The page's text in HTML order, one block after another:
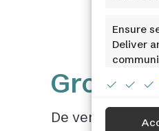
Ensure
Deliver
De vernieuwde